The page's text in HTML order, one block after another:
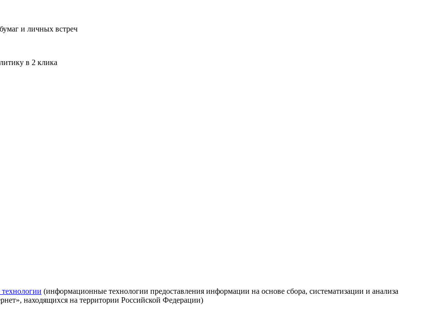
и личных встреч
в 2 клика
(информационные технологии предоставления информации на основе сбора, систематизации и анализа
находящихся на территории Российской Федерации)